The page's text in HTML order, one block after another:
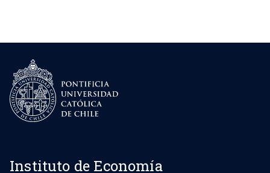
Instituto de Economía